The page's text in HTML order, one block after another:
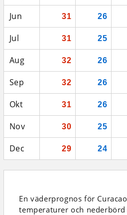
Jun 31 26
Jul 31 25
Aug 32 26
Sep 32 26
Okt 31 26
Nov 30 25
Dec 29 24
En väderprognos för
temperaturer och nederbörd